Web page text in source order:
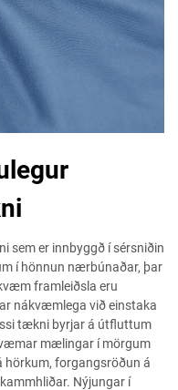
sem er innbyggð í sérsniðin
í hönnun nærbúnaðar, þar
framleiðsla eru
nákvæmlega við einstaka
tækni byrjar á útfluttum
mælingar í mörgum
hörkum, forgangsröðun á
Nýjungar í